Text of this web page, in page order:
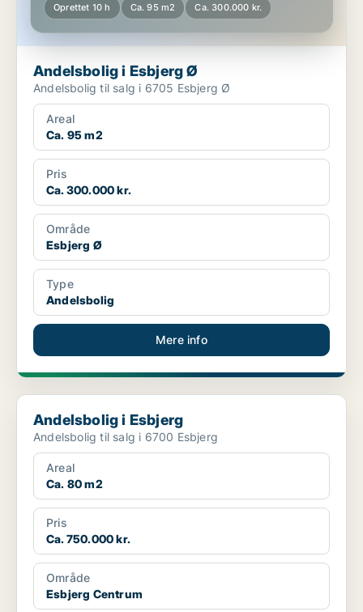
Oprettet 10 h Ca. 95 m2 Ca. 300.000 kr.
Andelsbolig i Esbjerg Ø
Andelsbolig til salg i 6705 Esbjerg Ø
Areal
Ca. 95 m2
Pris
Ca. 300.000 kr.
Område
Esbjerg Ø
Type
Andelsbolig
Mere info
Andelsbolig i Esbjerg
Andelsbolig i Esbjerg
Andelsbolig til salg i 6700 Esbjerg
Areal
Ca. 80 m2
Pris
Ca. 750.000 kr.
Område
Esbjerg Centrum